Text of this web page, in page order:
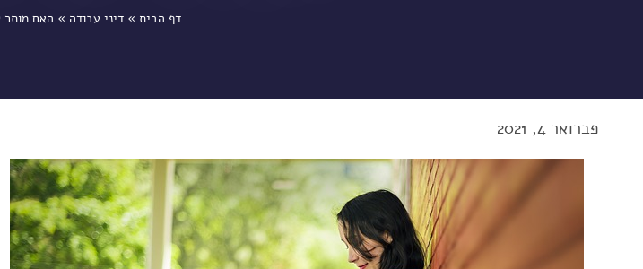
דף הבית » דיני עבודה » האם מותר
פברואר 4, 2021